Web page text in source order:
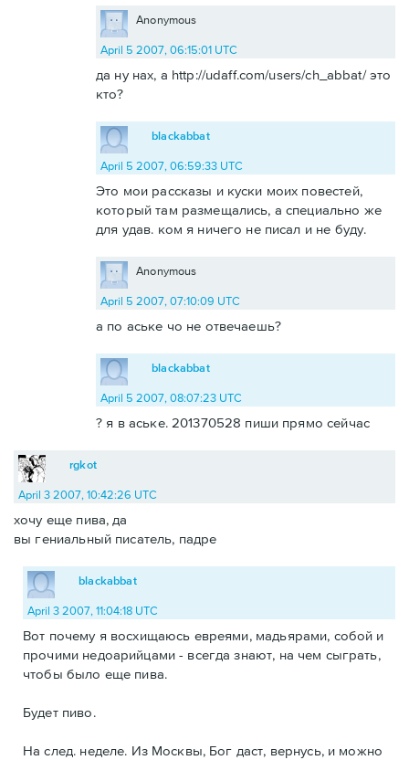
Anonymous
April 5 2007, 06:15:01 UTC
да ну нах, а http://udaff.com/users/ch_abbat/ это
кто?
blackabbat
April 5 2007, 06:59:33 UTC
Это мои рассказы и куски моих повестей,
который там размещались, а специально же
для удав. ком я ничего не писал и не буду.
Anonymous
April 5 2007, 07:10:09 UTC
а по аське чо не отвечаешь?
blackabbat
April 5 2007, 08:07:23 UTC
? я в аське. 201370528 пиши прямо сейчас
rgkot
April 3 2007, 10:42:26 UTC
хочу еще пива, да
вы гениальный писатель, падре
blackabbat
April 3 2007, 11:04:18 UTC
Вот почему я восхищаюсь евреями, мадьярами, собой и
прочими недоарийцами - всегда знают, на чем сыграть,
чтобы было еще пива.
Будет пиво.
На след. неделе. Из Москвы, Бог даст, вернусь, и можно